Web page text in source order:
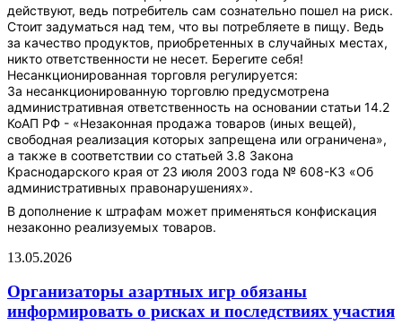
действуют, ведь потребитель сам сознательно пошел на риск.
Стоит задуматься над тем, что вы потребляете в пищу. Ведь
за качество продуктов, приобретенных в случайных местах,
никто ответственности не несет. Берегите себя!
Несанкционированная торговля регулируется:
За несанкционированную торговлю предусмотрена
административная ответственность на основании статьи 14.2
КоАП РФ - «Незаконная продажа товаров (иных вещей),
свободная реализация которых запрещена или ограничена»,
а также в соответствии со статьей 3.8 Закона
Краснодарского края от 23 июля 2003 года № 608-КЗ «Об
административных правонарушениях».
В дополнение к штрафам может применяться конфискация
незаконно реализуемых товаров.
13.05.2026
Организаторы азартных игр обязаны
информировать о рисках и последствиях участия